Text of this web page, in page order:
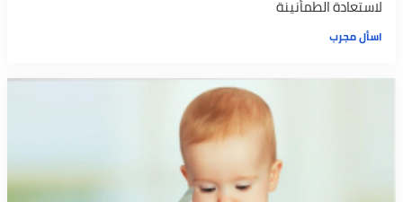
لاستعادة الطمأنينة
اسأل مجرب